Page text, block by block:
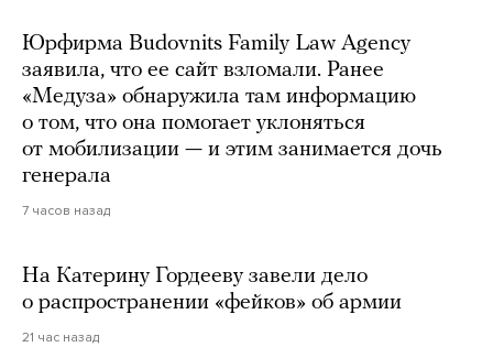
Юрфирма Budovnits Family Law Agency
заявила, что ее сайт взломали. Ранее
«Медуза» обнаружила там информацию
о том, что она помогает уклоняться
от мобилизации — и этим занимается дочь
генерала
7 часов назад
На Катерину Гордееву завели дело
о распространении «фейков» об армии
21 час назад